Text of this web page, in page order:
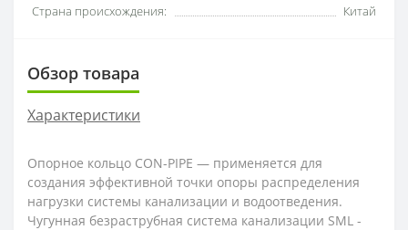
Страна происхождения:
Китай
Обзор товара
Характеристики
Опорное кольцо CON-PIPE — применяется для
создания эффективной точки опоры распределения
нагрузки системы канализации и водоотведения.
Чугунная безраструбная система канализации SML -